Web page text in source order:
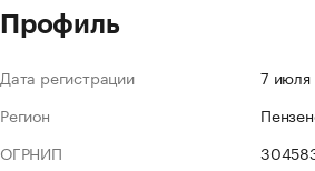
Профиль
Дата регистрации
7
Регион
ОГРНИП